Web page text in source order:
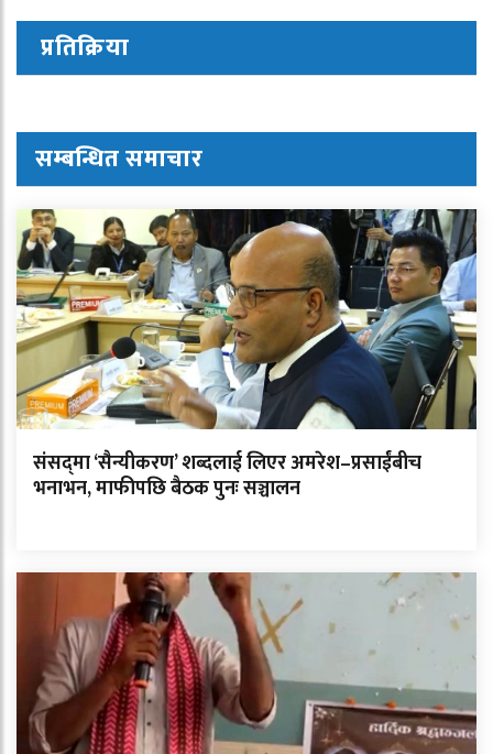
प्रतिक्रिया
सम्बन्धित समाचार
संसद्‌मा ‘सैन्यीकरण’ शब्दलाई लिएर अमरेश–प्रसाईंबीच
भनाभन, माफीपछि बैठक पुनः सञ्चालन